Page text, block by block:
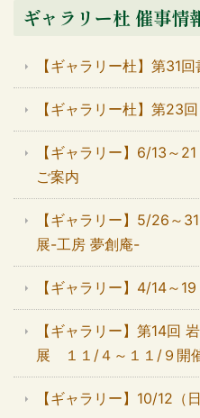
ギャラリー杜 催事情
【ギャラリー杜】第
【ギャラリー杜】第23
【ギャラリー】6/13～
ご案内
【ギャラリー】5/26～
展-工房 夢創庵-
【ギャラリー】4/14～
【ギャラリー】第14回
展 １１/４～１１/９開
【ギャラリー】10/12（